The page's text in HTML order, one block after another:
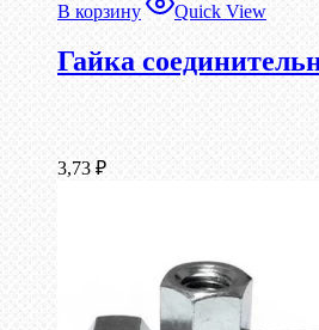
В корзину Quick View
Гайка
3,73 ₽